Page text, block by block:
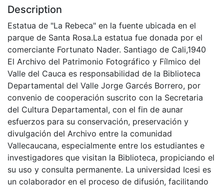
Description
Estatua de "La Rebeca" en la fuente ubicada en el
parque de Santa Rosa.La estatua fue donada por el
comerciante Fortunato Nader. Santiago de Cali,1940
El Archivo del Patrimonio Fotográfico y Fílmico del
Valle del Cauca es responsabilidad de la Biblioteca
Departamental del Valle Jorge Garcés Borrero, por
convenio de cooperación suscrito con la Secretaria
del Cultura Departamental, con el fin de aunar
esfuerzos para su conservación, preservación y
divulgación del Archivo entre la comunidad
Vallecaucana, especialmente entre los estudiantes e
investigadores que visitan la Biblioteca, propiciando el
su uso y consulta permanente. La universidad Icesi es
un colaborador en el proceso de difusión, facilitando